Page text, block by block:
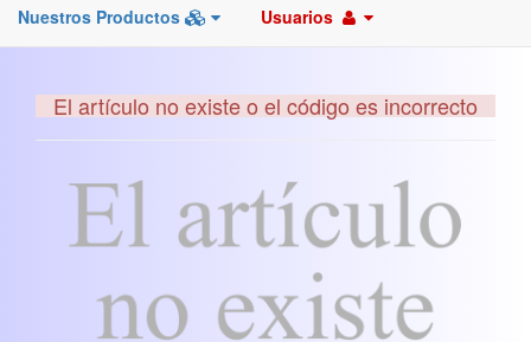
Nuestros Productos Usuarios
El artículo no existe o el código es incorrecto